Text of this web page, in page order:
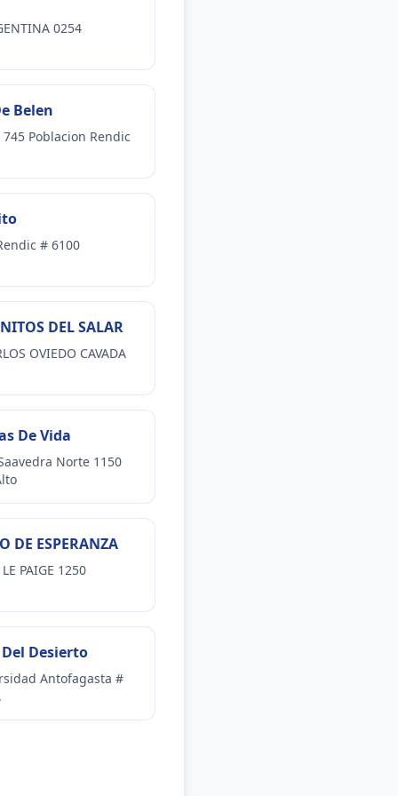
0254
Belen
Poblacion Rendic
# 6100
DEL SALAR
OVIEDO CAVADA
De Vida
Norte 1150
DE ESPERANZA
PAIGE 1250
Desierto
Antofagasta #